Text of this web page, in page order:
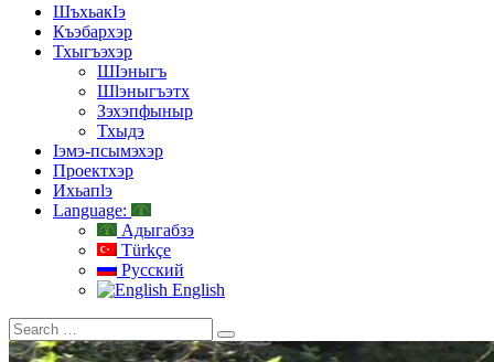
ШъхьакIэ
Къэбархэр
Тхыгъэхэр
ШIэныгъ
Шӏэныгъэтх
Зэхэпфыныр
Тхыдэ
Ӏэмэ-псымэхэр
Проектхэр
Ихьапӏэ
Language:
Адыгабзэ
Türkçe
Русский
English